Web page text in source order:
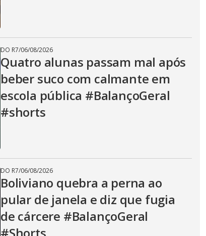
DO R7/06/08/2026
Quatro alunas passam mal após
beber suco com calmante em
escola pública #BalançoGeral
#shorts
DO R7/06/08/2026
Boliviano quebra a perna ao
pular de janela e diz que fugia
de cárcere #BalançoGeral